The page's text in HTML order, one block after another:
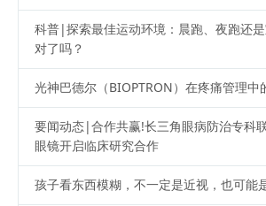
科普|探索最佳运动环境：晨跑、夜跑还
对了吗？
光神巴德尔（BIOPTRON）在疼痛管理中
要闻动态|合作共赢!长三角眼病防治专科
眼镜开启临床研究合作
孩子看东西模糊，不一定是近视，也可能